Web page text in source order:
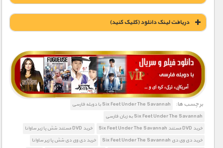
دریافت لينک دانلود (کليک کنيد)
1900 تومان – خريد لينک دانلود (افزودن به سبد خريد)
برچسب ها:
Six Feet Under The Savannah با دوبله فارسی
Six Feet Under The Savannah به زبان فارسی
خرید DVD مستند Six Feet Under The Savannah
خرید DVD مستند شش پا زیر ساوانا
خرید دی وی دی Six Feet Under The Savannah
خرید دی وی دی شش پا زیر ساوانا